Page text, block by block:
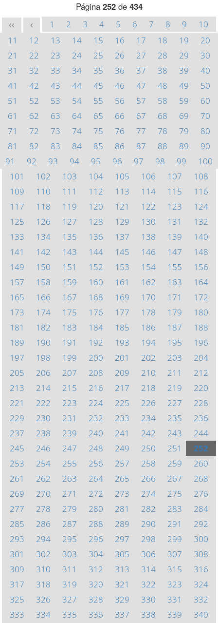
Página 252de 434
<< < 1 2 3 4 5 6 7 8 9
10
11
12 13 14 15 16 17 18 19
20
21
22 23 24 25 26 27 28 29
30
31
32 33 34 35 36 37 38 39
40
41
42 43 44 45 46 47 48 49
50
51
52 53 54 55 56 57 58 59
60
61
62 63 64 65 66 67 68 69
70
71
72 73 74 75 76 77 78 79
80
81
82 83 84 85 86 87 88 89
90
91
92 93 94 95 96 97 98 99
100
101
102 103 104 105 106 107
108
109
110 111 112 113 114 115
116
117
118 119 120 121 122 123
124
125
126 127 128 129 130 131
132
133
134 135 136 137 138 139
140
141
142 143 144 145 146 147
148
149
150 151 152 153 154 155
156
157
158 159 160 161 162 163
164
165
166 167 168 169 170 171
172
173
174 175 176 177 178 179
180
181
182 183 184 185 186 187
188
189
190 191 192 193 194 195
196
197
198 199 200 201 202 203
204
205
206 207 208 209 210 211
212
213
214 215 216 217 218 219
220
221
222 223 224 225 226 227
228
229
230 231 232 233 234 235
236
237
238 239 240 241 242 243
244
245
246 247 248 249 250 251
252
253
254 255 256 257 258 259
260
261
262 263 264 265 266 267
268
269
270 271 272 273 274 275
276
277
278 279 280 281 282 283
284
285
286 287 288 289 290 291
292
293
294 295 296 297 298 299
300
301
302 303 304 305 306 307
308
309
310 311 312 313 314 315
316
317
318 319 320 321 322 323
324
325
326 327 328 329 330 331
332
333
334 335 336 337 338 339 340